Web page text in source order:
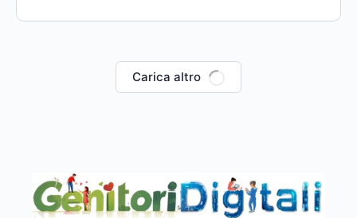
Carica altro